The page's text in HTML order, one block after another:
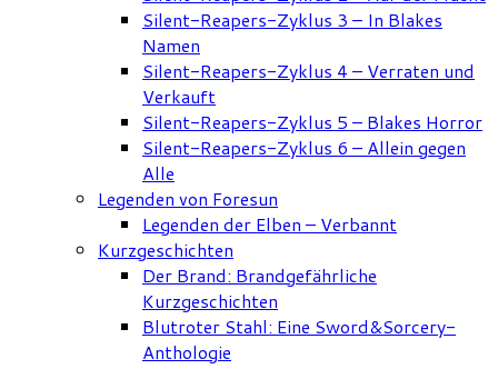
Silent-Reapers-Zyklus 3 – In Blakes
Namen
Silent-Reapers-Zyklus 4 – Verraten und
Verkauft
Silent-Reapers-Zyklus 5 – Blakes Horror
Silent-Reapers-Zyklus 6 – Allein gegen
Alle
Legenden von Foresun
Legenden der Elben – Verbannt
Kurzgeschichten
Der Brand: Brandgefährliche
Kurzgeschichten
Blutroter Stahl: Eine Sword&Sorcery-
Anthologie